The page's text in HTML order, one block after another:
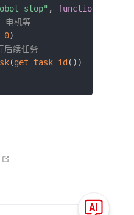
, function
电机等
0)
续任务
(get_task_id ( ) )